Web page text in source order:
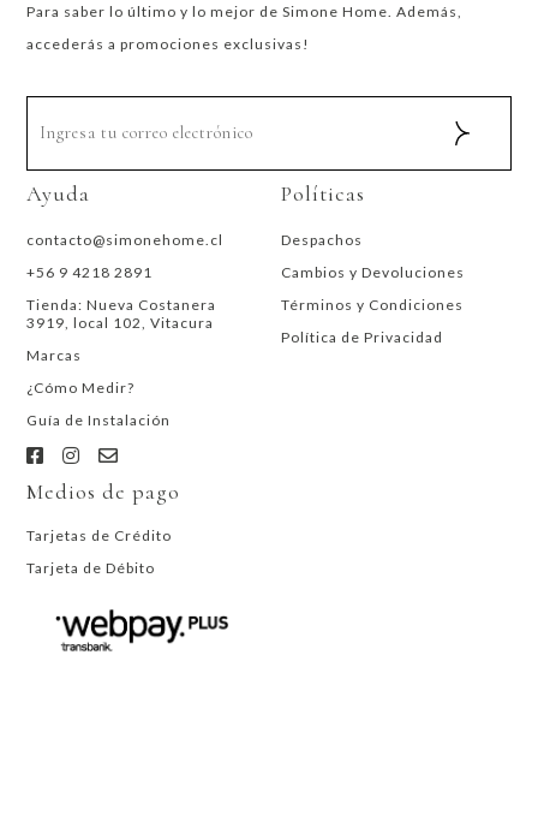
Para saber lo último y lo mejor de Simone Home. Además,
accederás a promociones exclusivas!
Ayuda
contacto@simonehome.cl
+56 9 4218 2891
Tienda: Nueva Costanera
3919, local 102, Vitacura
Marcas
¿Cómo Medir?
Guía de Instalación
Políticas
Despachos
Cambios y Devoluciones
Términos y Condiciones
Política de Privacidad
Medios de pago
Tarjetas de Crédito
Tarjeta de Débito